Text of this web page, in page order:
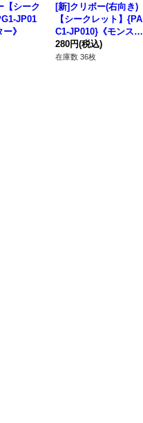
【シーク
JP01
》
[新]クリボー(右向き)
【シークレット】{PA
C1-JP010}《モンスタ
ー》
280円(税込)
在庫数 36枚